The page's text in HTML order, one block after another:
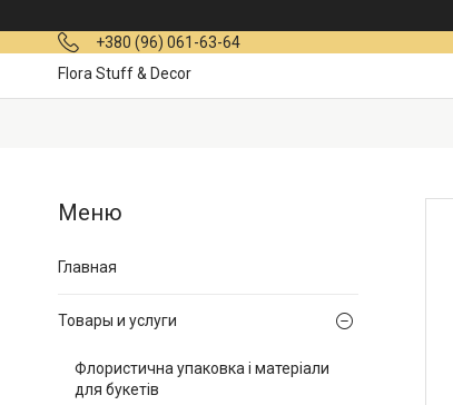
+380 (96) 061-63-64
Flora Stuff & Decor
Главная
Товары и услуги
Флористична упаковка і матеріали
для букетів